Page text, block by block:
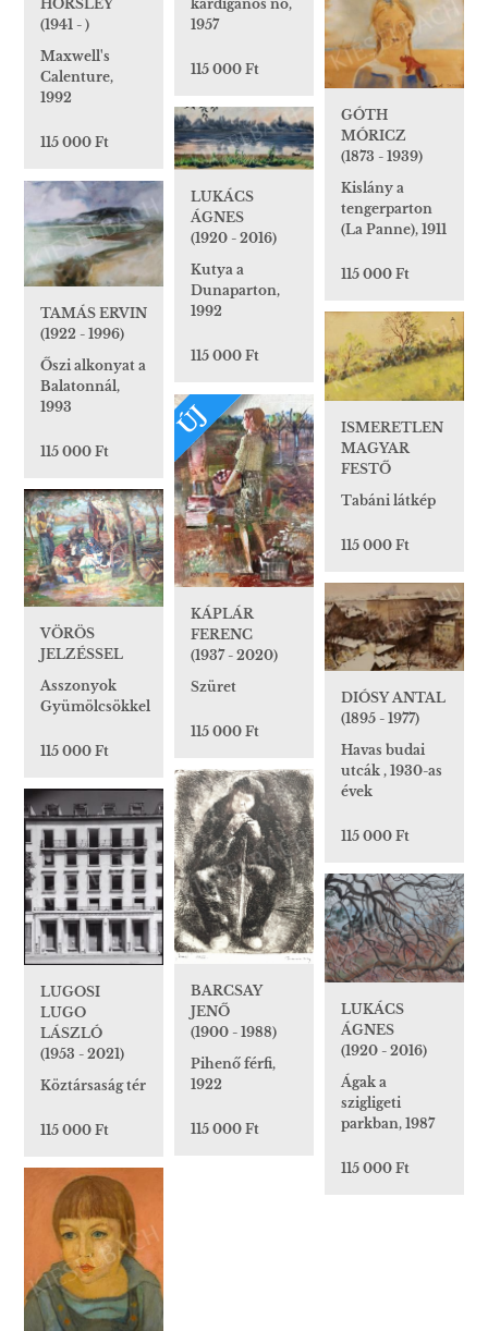
HORSLEY
(1941 - )
Maxwell's
Calenture,
1992
115 000 Ft
kardigános nő,
1957
115 000 Ft
GÓTH
MÓRICZ
(1873 - 1939)
Kislány a
tengerparton
(La Panne), 1911
115 000 Ft
LUKÁCS
ÁGNES
(1920 - 2016)
Kutya a
Dunaparton,
1992
115 000 Ft
TAMÁS ERVIN
(1922 - 1996)
Őszi alkonyat a
Balatonnál,
1993
115 000 Ft
ISMERETLEN
MAGYAR
FESTŐ
Tabáni látkép
115 000 Ft
ÚJ
KÁPLÁR
FERENC
(1937 - 2020)
Szüret
115 000 Ft
VÖRÖS
JELZÉSSEL
Asszonyok
Gyümölcsökkel
115 000 Ft
DIÓSY ANTAL
(1895 - 1977)
Havas budai
utcák , 1930-as
évek
115 000 Ft
BARCSAY
JENŐ
(1900 - 1988)
Pihenő férfi,
1922
115 000 Ft
LUGOSI
LUGO
LÁSZLÓ
(1953 - 2021)
Köztársaság tér
115 000 Ft
LUKÁCS
ÁGNES
(1920 - 2016)
Ágak a
szigligeti
parkban, 1987
115 000 Ft